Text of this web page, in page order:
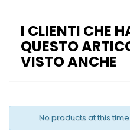
I CLIENTI CHE
QUESTO
VISTO ANCHE
No products at this time.